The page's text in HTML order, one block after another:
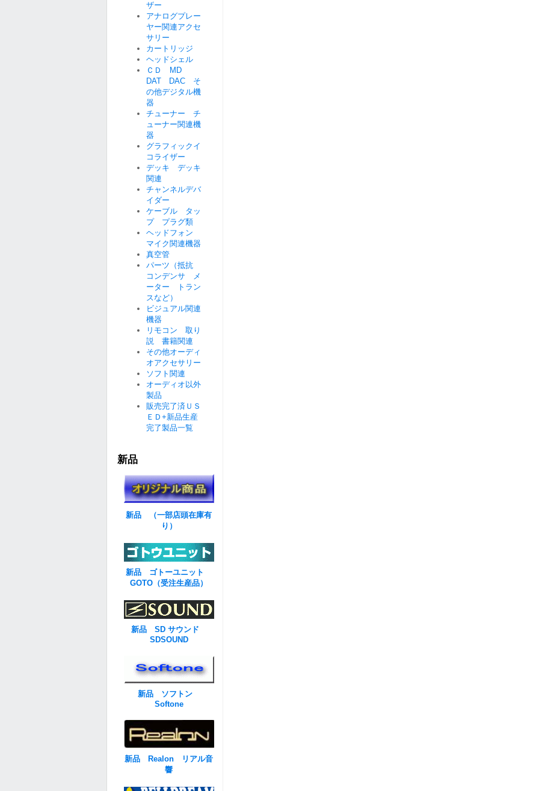
ザー
アナログプレー
ヤー関連アクセ
サリー
カートリッジ
ヘッドシェル
ＣＤ MD
DAT DAC そ
の他デジタル機
器
チューナー チ
ューナー関連機
器
グラフィックイ
コライザー
デッキ デッキ
関連
チャンネルデバ
イダー
ケーブル タッ
プ プラグ類
ヘッドフォン
マイク関連機器
真空管
パーツ（抵抗
コンデンサ メ
ーター トラン
スなど）
ビジュアル関連
機器
リモコン 取り
説 書籍関連
その他オーディ
オアクセサリー
ソフト関連
オーディオ以外
製品
販売完了済ＵＳ
ＥＤ+新品生産
完了製品一覧
新品
新品 （一部店頭在庫有
り）
新品 ゴトーユニット
GOTO（受注生産品）
新品 SD サウンド
SDSOUND
新品 ソフトン
Softone
新品 Realon リアル音
響